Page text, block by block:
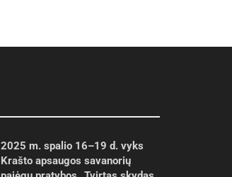
2025 m. spalio 16–19 d. vyks
Krašto apsaugos savanorių